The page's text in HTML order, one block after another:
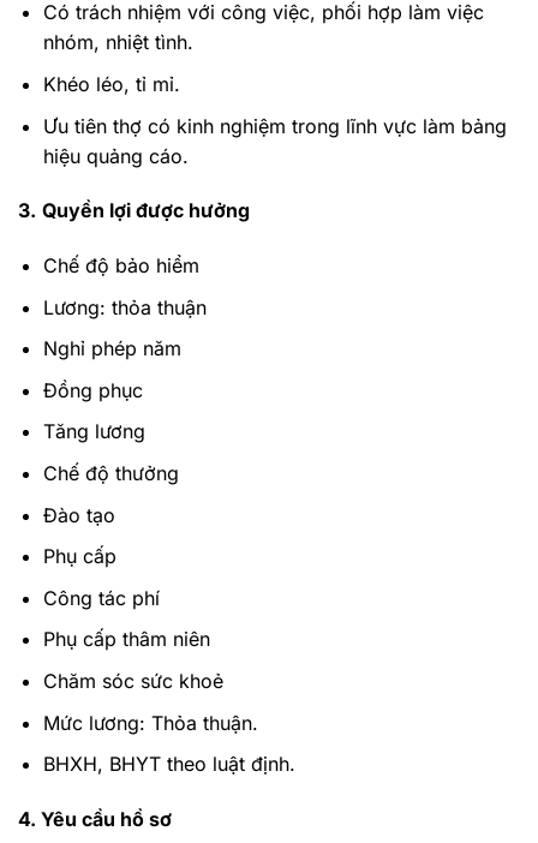
Có trách nhiệm với công việc, phối hợp làm việc
nhóm, nhiệt tình.
Khéo léo, tỉ mỉ.
Ưu tiên thợ có kinh nghiệm trong lĩnh vực làm bảng
hiệu quảng cáo.
3. Quyền lợi được hưởng
Chế độ bảo hiểm
Lương: thỏa thuận
Nghỉ phép năm
Đồng phục
Tăng lương
Chế độ thưởng
Đào tạo
Phụ cấp
Công tác phí
Phụ cấp thâm niên
Chăm sóc sức khoẻ
Mức lương: Thỏa thuận.
BHXH, BHYT theo luật định.
4. Yêu cầu hồ sơ